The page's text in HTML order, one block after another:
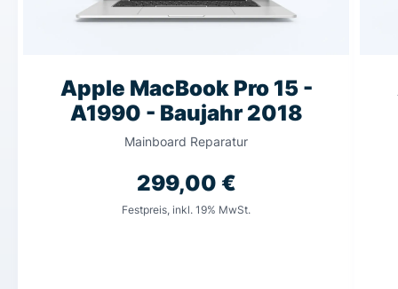
Apple MacBook Pro 15 -
A1990 - Baujahr 2018
Mainboard Reparatur
299,00 €
Festpreis, inkl. 19% MwSt.